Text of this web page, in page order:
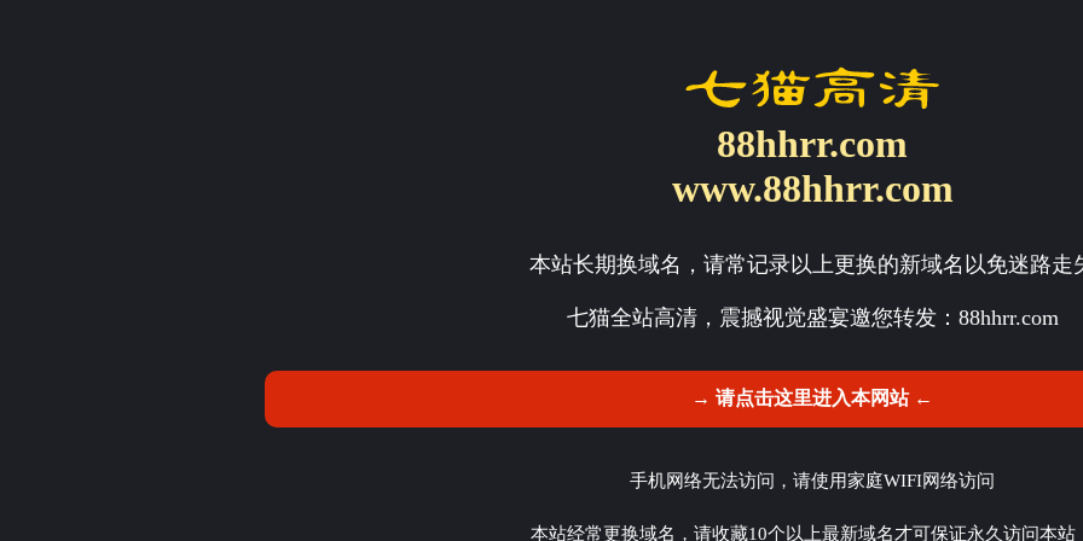
88hhrr.com
www.88hhrr.com
本站长期换域名，请常记录以上更换的新域名以免迷路走
七猫全站高清，震撼视觉盛宴邀您转发： 88hhrr.com
→ 请点击这里进入本网站 ←
手机网络无法访问，请使用家庭WIFI网络访问
本站经常更换域名，请收藏10个以上最新域名才可保证永久访问本站